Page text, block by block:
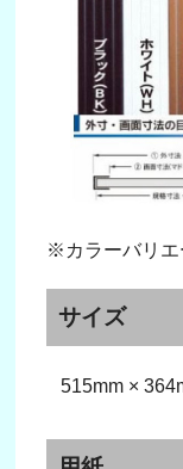
※カラーバリエ
サイズ
515mm ×